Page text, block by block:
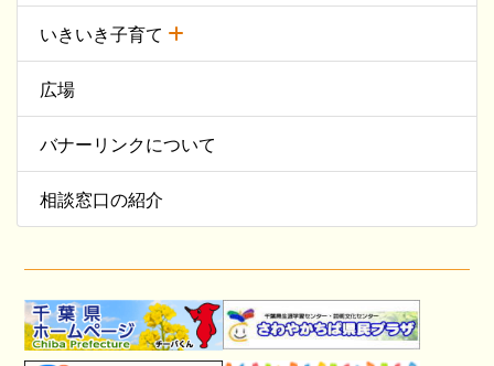
いきいき子育て
広場
バナーリンクについて
相談窓口の紹介